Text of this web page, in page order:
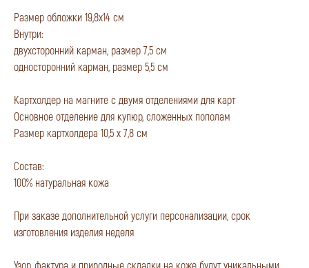
Размер обложки 19,8х14 см
Внутри:
двухсторонний карман, размер 7,5 см
односторонний карман, размер 5,5 см
Картхолдер на магните с двумя отделениями для карт
Основное отделение для купюр, сложенных пополам
Размер картхолдера 10,5 х 7,8 см
Состав:
100% натуральная кожа
При заказе дополнительной услуги персонализации, срок
изготовления изделия неделя